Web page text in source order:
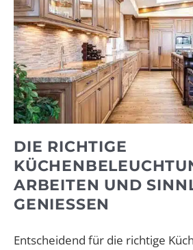
DIE RICHTIGE
ARBEITEN UND
GENIESSEN
Entscheidend für die richtige